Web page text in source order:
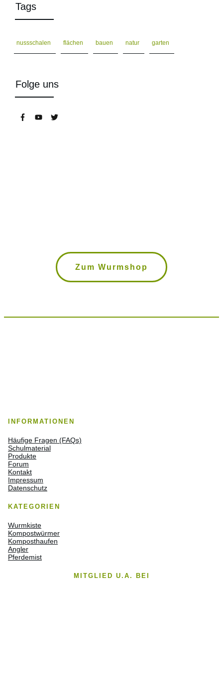
Tags
nussschalen flächen bauen natur garten
Folge uns
Zum Wurmshop
INFORMATIONEN
Häufige Fragen (FAQs)
Schulmaterial
Produkte
Forum
Kontakt
Impressum
Datenschutz
KATEGORIEN
Wurmkiste
Kompostwürmer
Komposthaufen
Angler
Pferdemist
MITGLIED U.A. BEI